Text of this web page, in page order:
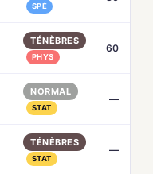
SPÉ
TÉNÈBRES
PHYS
60
NORMAL
STAT
—
TÉNÈBRES
STAT
—